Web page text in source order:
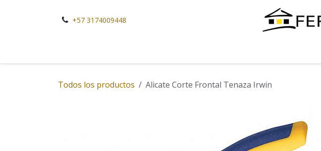
+57 3174009448
Todos los productos Alicate Corte Frontal Tenaza Irwin